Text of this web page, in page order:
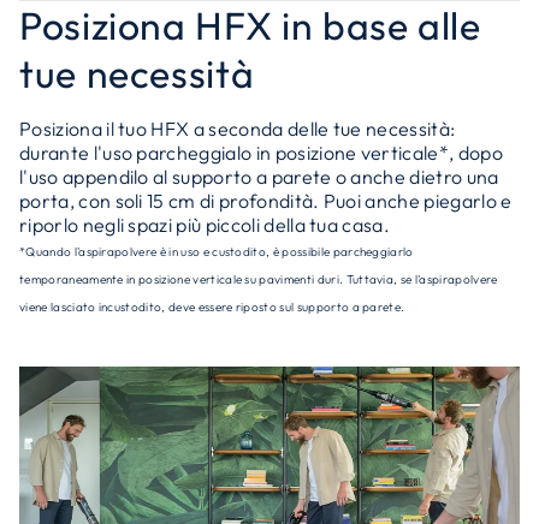
Posiziona HFX in base alle
tue necessità
Posiziona il tuo HFX a seconda delle tue necessità:
durante l'uso parcheggialo in posizione verticale*, dopo
l'uso appendilo al supporto a parete o anche dietro una
porta, con soli 15 cm di profondità. Puoi anche piegarlo e
riporlo negli spazi più piccoli della tua casa.
*Quando l'aspirapolvere è in uso e custodito, è possibile parcheggiarlo
temporaneamente in posizione verticale su pavimenti duri. Tuttavia, se l'aspirapolvere
viene lasciato incustodito, deve essere riposto sul supporto a parete.